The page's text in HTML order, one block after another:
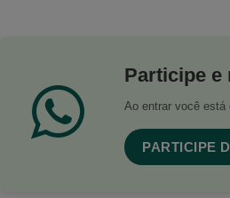
Participe e
Ao entrar você está
PARTICIPE